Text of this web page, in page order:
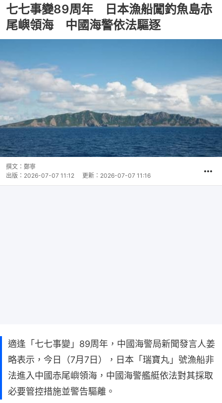
七七事變89周年 日本漁船闖釣魚島赤
尾嶼領海 中國海警依法驅逐
撰文： 鄭寧
出版： 2026-07-07 11:12 更新： 2026-07-07 11:16
適逢「七七事變」89周年，中國海警局新聞發言人姜
略表示，今日（7月7日），日本「瑞寶丸」號漁船非
法進入中國赤尾嶼領海，中國海警艦艇依法對其採取
必要管控措施並警告驅離。